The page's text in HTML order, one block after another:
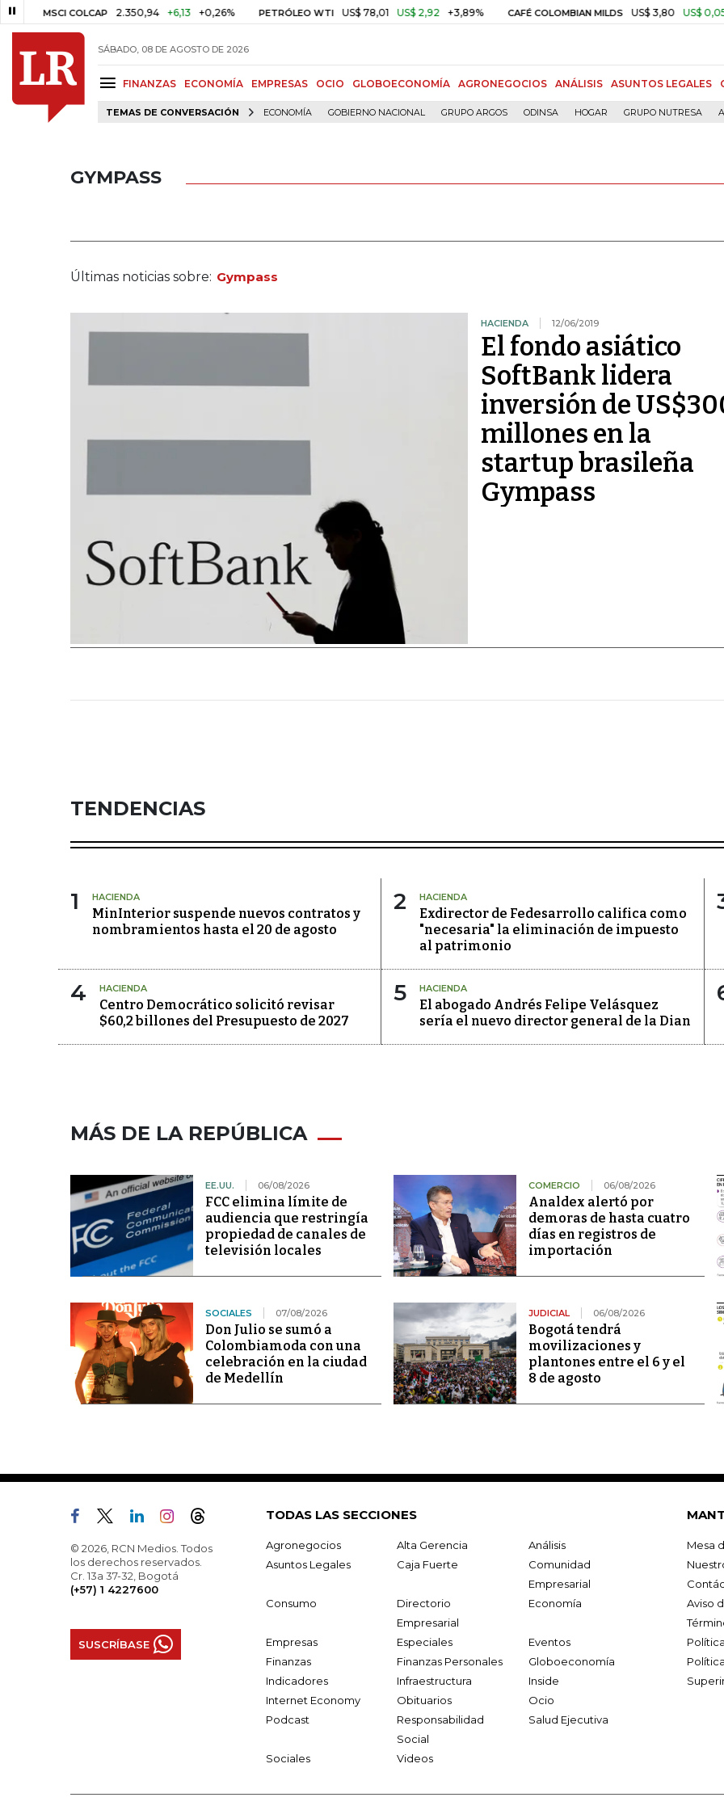
MSCI COLCAP 2.350,94 +6,13 +0,26% PETRÓLEO WTI US$ 78,01 US$ 2,92 +3,89% CAFÉ COLOMBIAN MILDS US$ 3,80 US$ 0,05
SÁBADO, 08 DE AGOSTO DE 2026
FINANZAS ECONOMÍA EMPRESAS OCIO GLOBOECONOMÍA AGRONEGOCIOS ANÁLISIS ASUNTOS LEGALES
TEMAS DE CONVERSACIÓN ECONOMÍA GOBIERNO NACIONAL GRUPO ARGOS ODINSA HOGAR GRUPO NUTRESA
GYMPASS
Últimas noticias sobre: Gympass
HACIENDA 12/06/2019
El fondo asiático
SoftBank lidera
inversión de
millones en la
startup brasileña
Gympass
TENDENCIAS
1 HACIENDA
MinInterior suspende nuevos contratos y
nombramientos hasta el 20 de agosto
2 HACIENDA
Exdirector de Fedesarrollo califica como
"necesaria" la eliminación de impuesto
al patrimonio
4 HACIENDA
Centro Democrático solicitó revisar
$60,2 billones del Presupuesto de 2027
5 HACIENDA
El abogado Andrés Felipe Velásquez
sería el nuevo director general de la Dian
MÁS DE LA REPÚBLICA
EE.UU. 06/08/2026
FCC elimina límite de
audiencia que restringía
propiedad de canales de
televisión locales
COMERCIO 06/08/2026
Analdex alertó por
demoras de hasta cuatro
días en registros de
importación
SOCIALES 07/08/2026
Don Julio se sumó a
Colombiamoda con una
celebración en la ciudad
de Medellín
JUDICIAL 06/08/2026
Bogotá tendrá
movilizaciones y
plantones entre el 6 y el
8 de agosto
© 2026, RCN Medios. Todos
los derechos reservados.
Cr. 13a 37-32, Bogotá
(+57) 1 4227600
SUSCRÍBASE
TODAS LAS SECCIONES
Agronegocios Alta Gerencia
Análisis
Asuntos Legales
Caja Fuerte
Comunidad
Empresarial
Consumo
Directorio
Empresarial
Economía
Empresas Especiales
Eventos
Finanzas
Finanzas Personales
Globoeconomía
Indicadores
Infraestructura
Inside
Internet Economy
Obituarios
Ocio
Podcast
Responsabilidad
Social
Salud Ejecutiva
Sociales Videos
Mesa
Aviso